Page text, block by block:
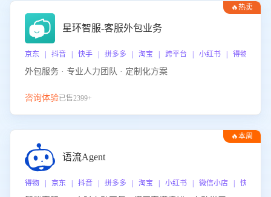
🔥热卖
星环智服-客服外包业务
京东 | 抖音 | 快手 | 拼多多 | 淘宝 | 跨平台 | 小红书 | 得物 | 企
外包服务 · 专业人力团队 · 定制化方案
咨询体验已售2399+
🔥本周
语流Agent
得物 | 京东 | 抖音 | 拼多多 | 淘宝 | 小红书 | 微信小店 | 快手 |